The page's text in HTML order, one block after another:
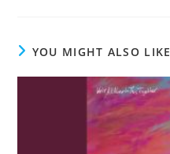
YOU MIGHT ALSO LIKE